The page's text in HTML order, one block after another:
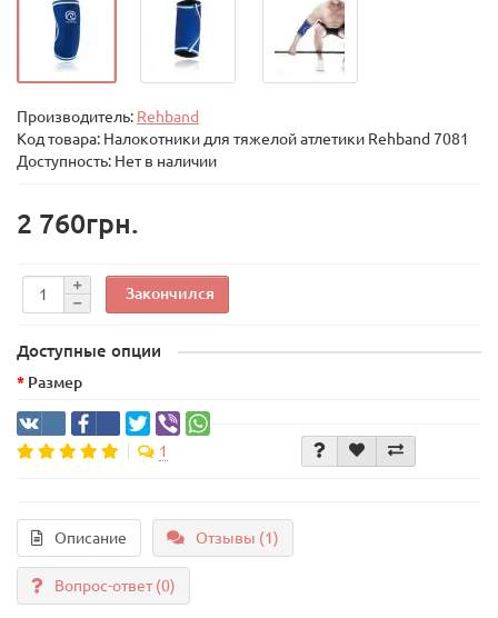
Производитель: Rehband
Код товара: Налокотники для тяжелой атлетики Rehband 7081
Доступность: Нет в наличии
2 760грн.
Закончился
Доступные опции
Размер
1
Описание Отзывы (1)
Вопрос-ответ(0)